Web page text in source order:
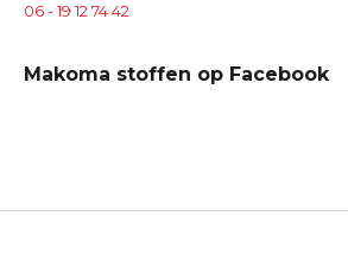
06 - 19 12 74 42
Makoma stoffen op Facebook